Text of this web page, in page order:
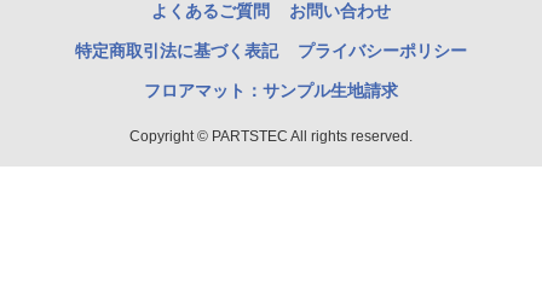
よくあるご質問 お問い合わせ
特定商取引法に基づく表記 プライバシーポリシー
フロアマット：サンプル生地請求
Copyright © PARTSTEC All rights reserved.